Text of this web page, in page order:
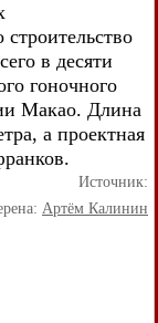
в десяти
гоночного
Макао. Длина
а проектная
Источник:
Артём Калинин